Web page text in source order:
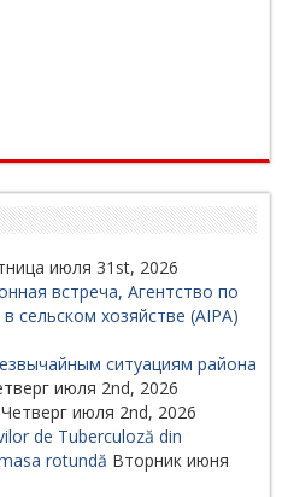
июля 31st, 2026
встреча, Агентство по
сельском хозяйстве (AIPA)
ситуациям района
июля 2nd, 2026
Четверг июля 2nd, 2026
de Tuberculoză din
rotundă Вторник июня